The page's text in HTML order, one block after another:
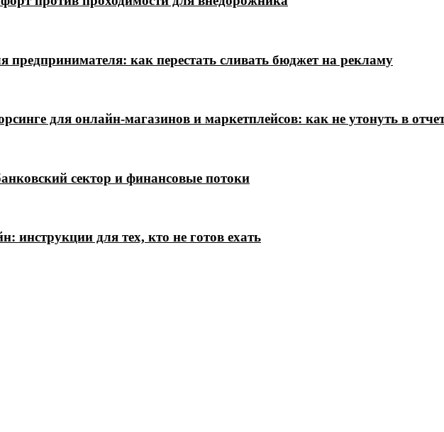
предпринимателя: как перестать сливать бюджет на рекламу
для онлайн‑магазинов и маркетплейсов: как не утонуть в
сектор и финансовые потоки
инструкции для тех, кто не готов ехать